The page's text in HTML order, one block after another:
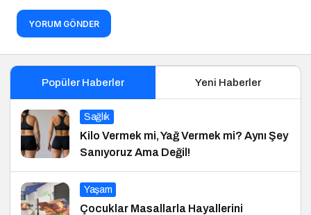
YORUM GÖNDER
Popüler Haberler Yeni Haberler
Sağlık
Kilo Vermek mi, Yağ Vermek mi? Aynı Şey
Sanıyoruz Ama Değil!
Yaşam
Çocuklar Masallarla Hayallerini